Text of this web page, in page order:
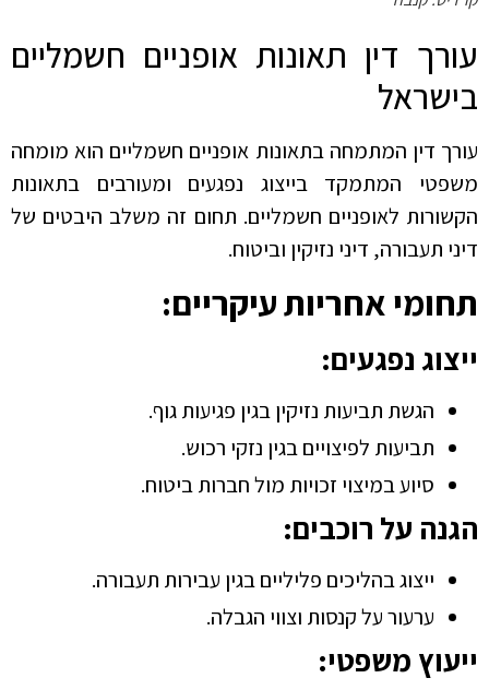
עורך דין תאונות אופניים חשמליים
בישראל
עורך דין המתמחה בתאונות אופניים חשמליים הוא מומחה
משפטי המתמקד בייצוג נפגעים ומעורבים בתאונות
הקשורות לאופניים חשמליים. תחום זה משלב היבטים של
דיני תעבורה, דיני נזיקין וביטוח.
תחומי אחריות עיקריים:
ייצוג נפגעים:
הגשת תביעות נזיקין בגין פגיעות גוף.
תביעות לפיצויים בגין נזקי רכוש.
סיוע במיצוי זכויות מול חברות ביטוח.
הגנה על רוכבים:
ייצוג בהליכים פליליים בגין עבירות תעבורה.
ערעור על קנסות וצווי הגבלה.
ייעוץ משפטי: